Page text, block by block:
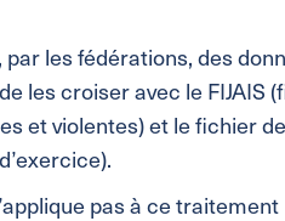
les fédérations, des
les croiser avec le FIJAIS
et violentes) et le fichier
pas à ce traitement